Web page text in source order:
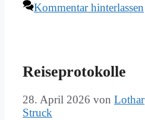
Kommentar hinterlassen
Rei­se­pro­to­kol­le
28. April 2026 von Lothar
Struck